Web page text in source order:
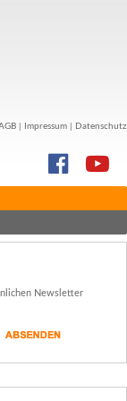
Impressum Datenschutz
Newsletter